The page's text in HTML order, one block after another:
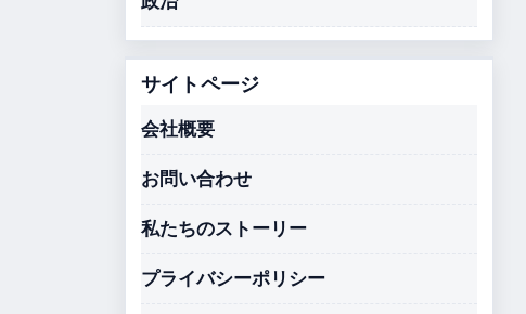
サイトページ
会社概要
お問い合わせ
私たちのストーリー
プライバシーポリシー